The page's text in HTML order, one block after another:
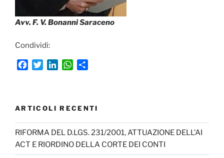
Avv. F. V. Bonanni Saraceno
Condividi:
b
o
k
t
r
e
I
n
W
s
p
p
i
d
i
ARTICOLI RECENTI
RIFORMA DEL D.LGS. 231/2001, ATTUAZIONE DELL’AI
ACT E RIORDINO DELLA CORTE DEI CONTI